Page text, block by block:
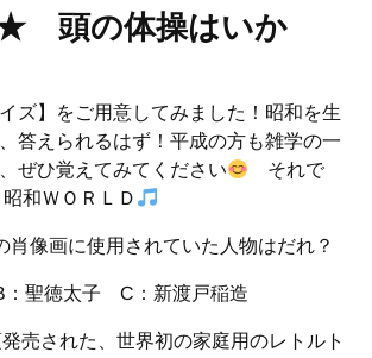
★ 頭の体操はいか
ズ】をご用意してみました！昭和を生
答えられるはず！平成の方も雑学の一
ぜひ覚えてみてください それで
和ＷＯＲＬＤ
像画に使用されていた人物はだれ？
聖徳太子 C：新渡戸稲造
売された、世界初の家庭用のレトルト